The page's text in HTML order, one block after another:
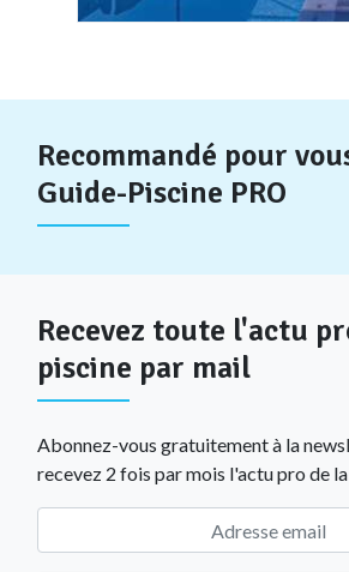
Recommandé pour
Guide-Piscine PRO
Recevez toute l'actu
piscine par mail
Abonnez-vous gratuitement à la
recevez 2 fois par mois l'actu pro de